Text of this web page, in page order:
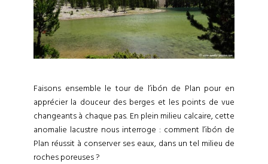
Faisons ensemble le tour de l’ibón de Plan pour en
apprécier la douceur des berges et les points de vue
changeants à chaque pas. En plein milieu calcaire, cette
anomalie lacustre nous interroge : comment l’ibón de
Plan réussit à conserver ses eaux, dans un tel milieu de
roches poreuses ?